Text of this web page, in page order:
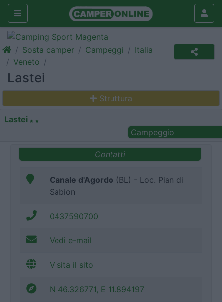
Sosta camper Campeggi
Italia
Veneto
Lastei
Struttura
Lastei
Campeggio
Contatti
Canale d'Agordo (BL) - Loc. Pian di
Sabion
0437590700
Vedi e-mail
Visita il sito
N 46.326771, E 11.894197